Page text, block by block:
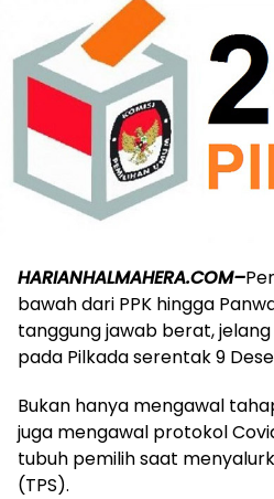
HARIANHALMAHERA.COM–
bawah dari PPK hingga
tanggung jawab berat,
pada Pilkada serentak 9
Bukan hanya mengawal
juga mengawal protokol
tubuh pemilih saat
(TPS).